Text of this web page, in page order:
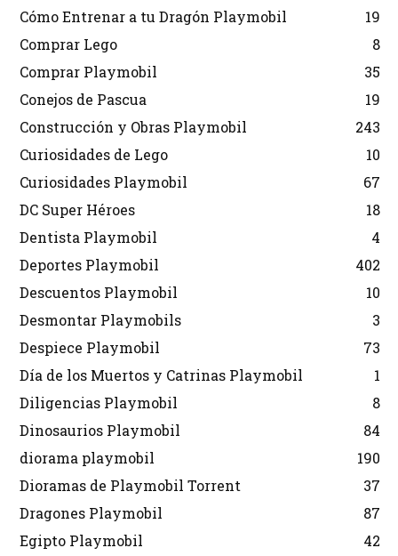
Cómo Entrenar a tu Dragón Playmobil
19
Comprar Lego
8
Comprar Playmobil
35
Conejos de Pascua
19
Construcción y Obras Playmobil
243
Curiosidades de Lego
10
Curiosidades Playmobil
67
DC Super Héroes
18
Dentista Playmobil
4
Deportes Playmobil
402
Descuentos Playmobil
10
Desmontar Playmobils
3
Despiece Playmobil
73
Día de los Muertos y Catrinas Playmobil
1
Diligencias Playmobil
8
Dinosaurios Playmobil
84
diorama playmobil
190
Dioramas de Playmobil Torrent
37
Dragones Playmobil
87
Egipto Playmobil
42